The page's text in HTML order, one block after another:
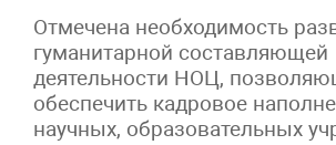
Отмечена необходимость
гуманитарной составляющей
деятельности НОЦ,
обеспечить кадровое
научных, образовательных